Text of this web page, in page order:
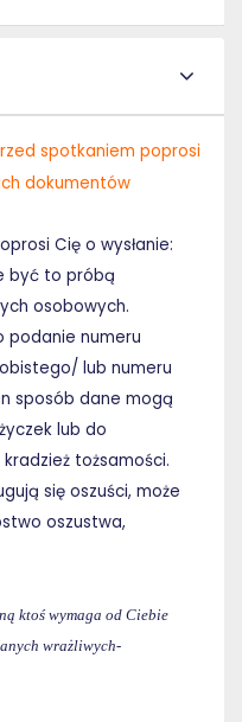
spotkaniem poprosi
dokumentów
Cię o wysłanie:
być to próbą
osobowych.
podanie numeru
lub numeru
sposób dane mogą
lub do
tożsamości.
się oszuści, może
oszustwa,
ktoś wymaga od Ciebie
wrażliwych-